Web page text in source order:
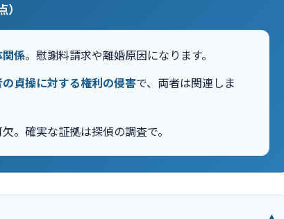
係。慰謝料請求や離婚原因になります。
貞操に対する権利の侵害で、両者は関連しま
。確実な証拠は探偵の調査で。